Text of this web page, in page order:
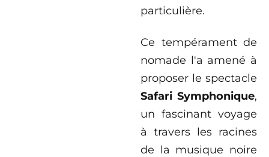
particulière.
Ce tempérament de
nomade l'a amené à
proposer le spectacle
Safari Symphonique,
un fascinant voyage
à travers les racines
de la musique noire